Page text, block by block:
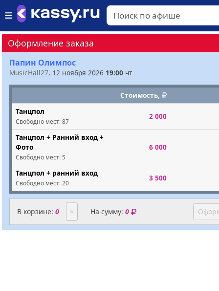
Оформление заказа
Папин Олимпос
MusicHall27, 12 ноября 2026 19:00 чт
Стоимость,
Танцпол
Свободно мест:87
2 000
Танцпол + Ранний вход +
Фото
Свободно мест: 5
6 000
Танцпол + ранний вход
Свободно мест: 20
3 500
В корзине: 0 × На сумму:0